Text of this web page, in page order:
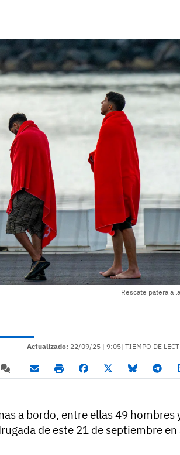
Rescate patera a
Actualizado: 22/09/25 | 9:05| TIEMPO DE
a bordo, entre ellas 49 hombres
de este 21 de septiembre en